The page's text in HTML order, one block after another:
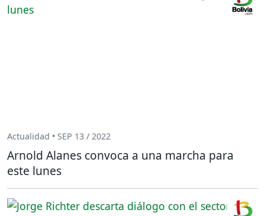
Actualidad • SEP 13 / 2022
Arnold Alanes convoca a una marcha para
este lunes